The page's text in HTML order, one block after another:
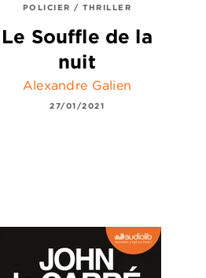
POLICIER / THRILLER
Le Souffle de la
nuit
Alexandre Galien
27/01/2021